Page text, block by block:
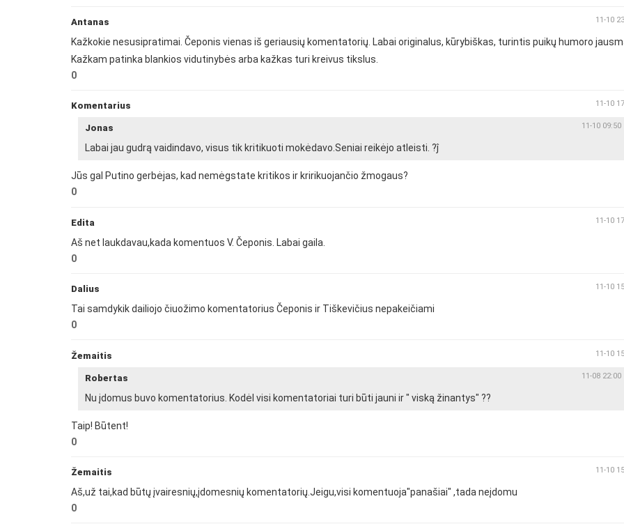
Antanas 11-10
Kažkokie nesusipratimai. Čeponis vienas iš geriausių komentatorių. Labai originalus, kūrybiškas, turintis puikų humoro
Kažkam patinka blankios vidutinybės arba kažkas turi kreivus tikslus.
0
Komentarius 11-10
Jonas 11-10 09:50
Labai jau gudrą vaidindavo, visus tik kritikuoti mokėdavo.Seniai reikėjo atleisti. ?ĵ
Jūs gal Putino gerbėjas, kad nemėgstate kritikos ir kririkuojančio žmogaus?
0
Edita 11-10
Aš net laukdavau,kada komentuos V. Čeponis. Labai gaila.
0
Dalius 11-10
Tai samdykik dailiojo čiuožimo komentatorius Čeponis ir Tiškevičius nepakeičiami
0
Žemaitis 11-10
Robertas 11-08 22:00
Nu įdomus buvo komentatorius. Kodėl visi komentatoriai turi būti jauni ir " viską žinantys" ??
Taip! Būtent!
0
Žemaitis 11-10
Aš,už tai,kad būtų įvairesnių,įdomesnių komentatorių.Jeigu,visi komentuoja"panašiai" ,tada neįdomu
0